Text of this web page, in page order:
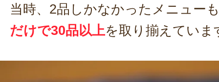
当時、2品しかなかったメニュー
だけで30品以上を取り揃えていま